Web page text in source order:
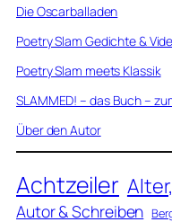
Die Oscarballaden
Poetry Slam Gedichte &
Poetry Slam meets Klassik
SLAMMED! – das Buch –
Über den Autor
Achtzeiler
Autor & Schreiben